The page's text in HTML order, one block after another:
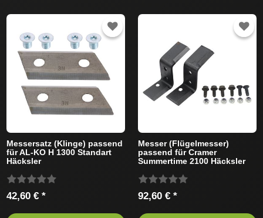
Messersatz (Klinge) passend
für AL-KO H 1300 Standart
Häcksler
42,60 € *
Messer (Flügelmesser)
passend für Cramer
Summertime 2100 Häcksler
92,60 € *